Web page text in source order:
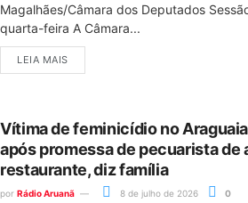
Magalhães/Câmara dos Deputados
quarta-feira A Câmara...
LEIA MAIS
Vítima de feminicídio no
após promessa de pecuarista de
restaurante, diz família
por Rádio Aruanã 8 de julho de 2026 0